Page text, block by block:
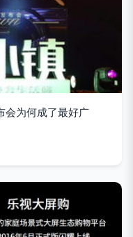
会为何成了最好广